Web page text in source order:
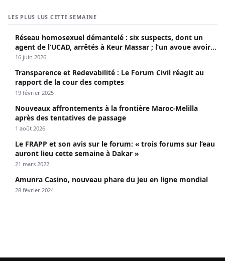
LES PLUS LUS CETTE SEMAINE
Réseau homosexuel démantelé : six suspects, dont un
agent de l’UCAD, arrêtés à Keur Massar ; l’un avoue avoir
propagé le VIH depuis 2018
16 juin 2026
Transparence et Redevabilité : Le Forum Civil réagit au
rapport de la cour des comptes
19 février 2025
Nouveaux affrontements à la frontière Maroc-Melilla
après des tentatives de passage
1 août 2026
Le FRAPP et son avis sur le forum: « trois forums sur l’eau
auront lieu cette semaine à Dakar »
21 mars 2022
Amunra Casino, nouveau phare du jeu en ligne mondial
28 février 2024